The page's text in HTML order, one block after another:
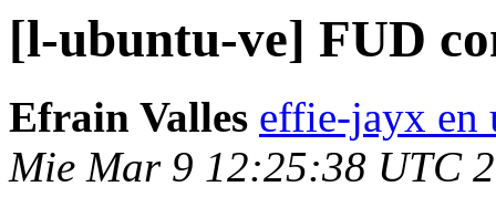
[l-ubuntu-ve] FUD
Efrain Valles effie-jayx en
Mie Mar 9 12:25:38 UTC